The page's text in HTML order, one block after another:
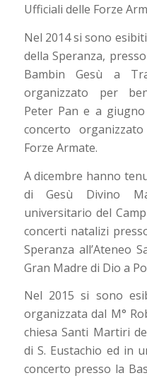
Ufficiali delle Forze
Nel 2014 si sono
della Speranza,
Bambin Gesù a
organizzato per
Peter Pan e a
concerto
Forze Armate.
A dicembre hanno
di Gesù Divino
universitario del
concerti natalizi
Speranza all’Ateneo
Gran Madre di Dio a
Nel 2015 si sono
organizzata dal M°
chiesa Santi Martiri
di S. Eustachio ed in
concerto presso la